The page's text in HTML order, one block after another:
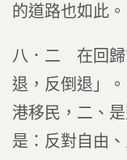
的道路也如此。
八．二 在回歸
退，反倒退」
港移民，二、
是：反對自由